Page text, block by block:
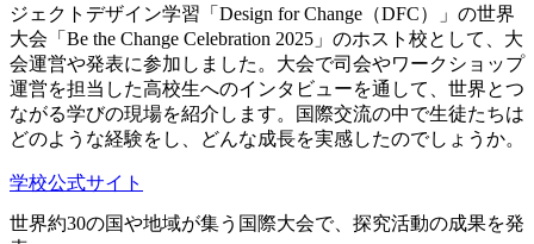
ジェクトデザイン学習「Design for Change（DFC）」の世界
大会「Be the Change Celebration 2025」のホスト校として、大
会運営や発表に参加しました。大会で司会やワークショップ
運営を担当した高校生へのインタビューを通して、世界とつ
ながる学びの現場を紹介します。国際交流の中で生徒たちは
どのような経験をし、どんな成長を実感したのでしょうか。
学校公式サイト
世界約30の国や地域が集う国際大会で、探究活動の成果を発